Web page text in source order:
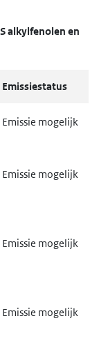
alkylfenolen en
Emissiestatus
Emissie mogelijk
Emissie mogelijk
Emissie mogelijk
Emissie mogelijk